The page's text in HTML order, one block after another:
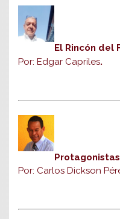
El Rincón del
Por: Edgar Capriles.
Por: Carlos Dickson